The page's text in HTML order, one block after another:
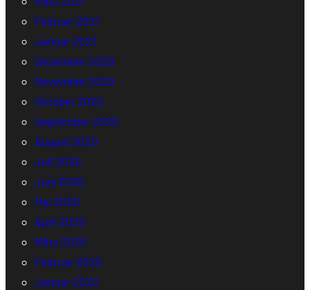
Februar 2021
Januar 2021
Dezember 2020
November 2020
Oktober 2020
September 2020
August 2020
Juli 2020
Juni 2020
Mai 2020
April 2020
März 2020
Februar 2020
Januar 2020